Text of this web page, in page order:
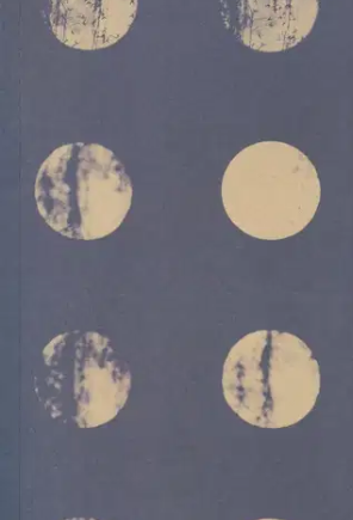
Tuotekuvaus
on valikoitu ja editoitu kirjasarjan runoista
2012 aikana tietyt teemat ja poetiikan piirteet
sarjan eri osien runoissa. Kaksitoista-teos ei
sarjan rakennetta eikä toista orjallisesti runoja
muodossaan, vaan hahmottuu omana